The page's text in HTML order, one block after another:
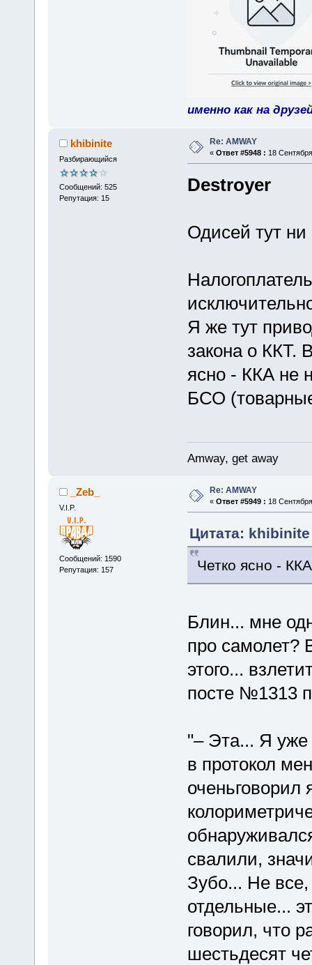
именно как на
khibinite
Разбирающийся
Сообщений: 525
Репутация: 15
Re: AMWAY
« Ответ #5948 : 18
Destroyer
Одисей тут
Я же тут
закона о ККТ.
ясно - ККА не
БСО
Amway, get away
_Zeb_
V.I.P.
Сообщений: 1590
Репутация: 157
Re: AMWAY
« Ответ #5949 : 18
Цитата:
Четко ясно -
Блин... мне
про самолет?
этого...
посте №1313
"– Эта... Я уже
в протокол
оченьговорил
свалили,
Зубо... Не
отдельные...
говорил, что
шестьдесят